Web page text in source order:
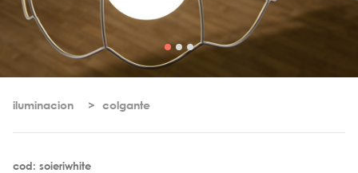
iluminacion colgante
cod: soieriwhite